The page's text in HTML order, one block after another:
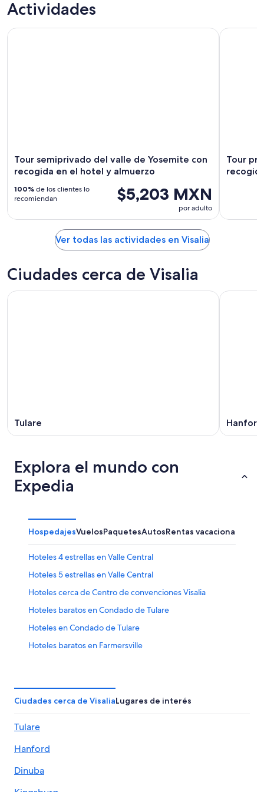
Actividades
Tour semiprivado del valle de Yosemite con
recogida en el hotel y almuerzo
$5,203 MXN
por adulto
100% de los clientes lo
recomiendan
Tour semiprivado del valle de Yosemite con recogida en el
Tour
Tour
Ver todas las actividades en Visalia
Ciudades cerca de Visalia
Tulare Hanford
Explora el mundo con
Expedia
HospedajesVuelosPaquetesAutosRentas vacacionales
Hoteles 4 estrellas en Valle Central
Hoteles 5 estrellas en Valle Central
Hoteles cerca de Centro de convenciones Visalia
Hoteles baratos en Condado de Tulare
Hoteles en Condado de Tulare
Hoteles baratos en Farmersville
Campings en Valle Central
Casas de huéspedes en Valle Central
Casas vacacionales en Valle Central
Condominios en Valle Central
Apartamentos en Valle Central
Ciudades cerca de VisaliaLugares de interés
Tulare
Hanford
Dinuba